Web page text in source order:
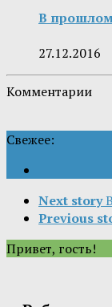
В прошлом
27.12.2016
Комментарии
Свежее:
Next story
Previous
Привет, гость!